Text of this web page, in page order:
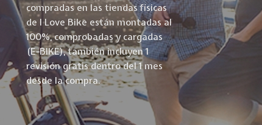
compradas en las tiendas físicas
de I Love Bike están montadas al
100%, comprobadas y cargadas
(E-BIKE), también incluyen 1
revisión gratis dentro del 1 mes
desde la compra.